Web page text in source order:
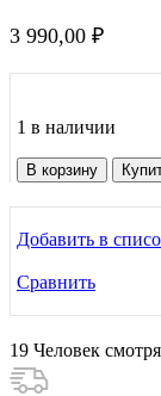
3 990,00 ₽
1 в наличии
Количество
товара
Дрель
ТЕН
TD1309A
В корзину
Добавить в
Сравнить
19 Человек